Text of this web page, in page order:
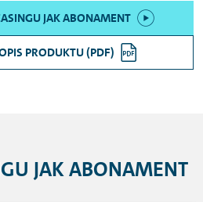
JAK ABONAMENT
PRODUKTU (PDF)
JAK ABONAMENT